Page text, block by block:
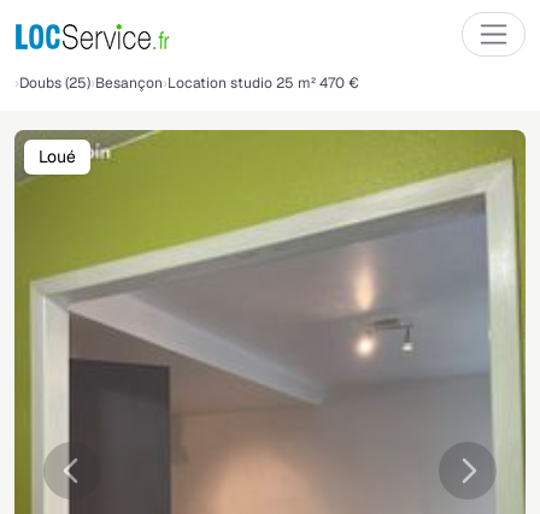
Doubs (25) Besançon Location studio 25 m² 470 €
Précédente
Loué